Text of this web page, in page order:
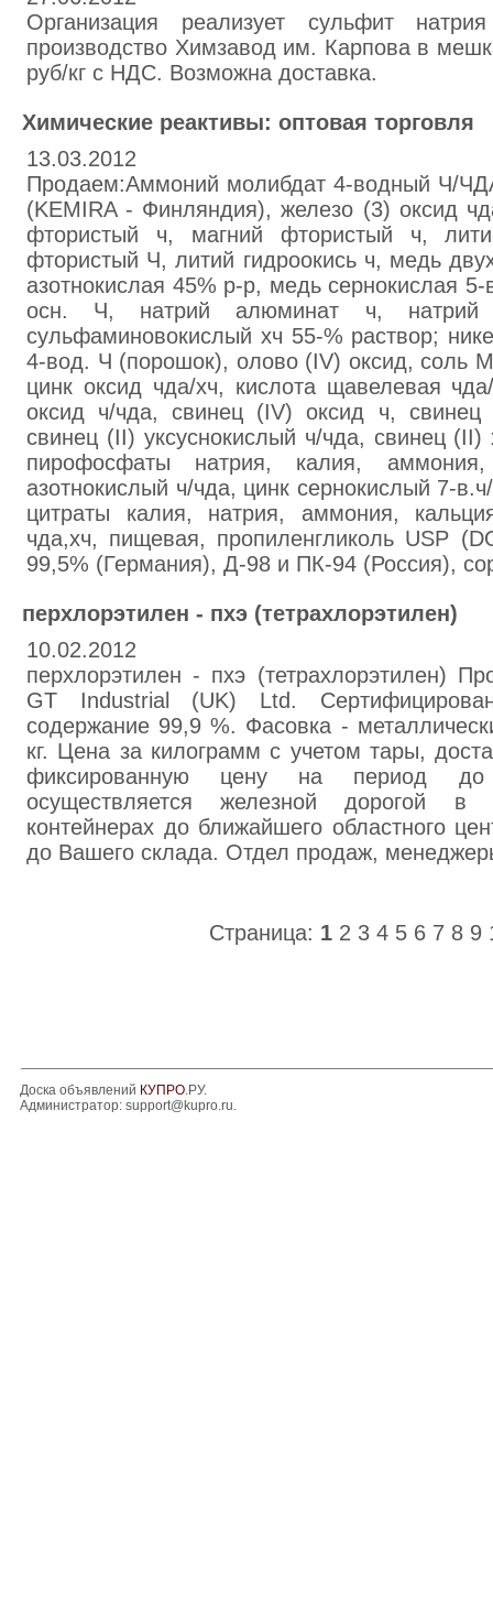
Организация реализует сульфит
производство Химзавод им. Карпова в
руб/кг с НДС. Возможна доставка.
Химические реактивы: оптовая торговля
13.03.2012
Продаем:Аммоний молибдат 4-водный Ч/
(KEMIRA - Финляндия), железо (3) оксид
фтористый ч, магний фтористый ч,
фтористый Ч, литий гидроокись ч, медь
азотнокислая 45% р-р, медь сернокислая
осн. Ч, натрий алюминат ч, натрий
сульфаминовокислый хч 55-% раствор;
4-вод. Ч (порошок), олово (IV) оксид, соль
цинк оксид чда/хч, кислота щавелевая
оксид ч/чда, свинец (IV) оксид ч, свинец
свинец (II) уксуснокислый ч/чда, свинец
пирофосфаты натрия, калия,
азотнокислый ч/чда, цинк сернокислый 7-
цитраты калия, натрия, аммония,
чда,хч, пищевая, пропиленгликоль USP
99,5% (Германия), Д-98 и ПК-94 (Россия),
перхлорэтилен - пхэ (тетрахлорэтилен)
10.02.2012
перхлорэтилен - пхэ (тетрахлорэтилен)
GT Industrial (UK) Ltd.
содержание 99,9 %. Фасовка -
кг. Цена за килограмм с учетом тары,
фиксированную цену на период
осуществляется железной дорогой
контейнерах до ближайшего областного
до Вашего склада. Отдел продаж,
Страница: 1 2 3 4 5 6 7 8 9
Доска объявлений КУПРО.РУ.
Администратор: support@kupro.ru.